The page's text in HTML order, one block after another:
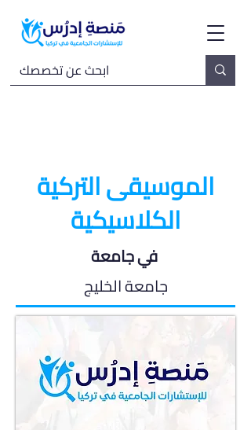
الموسيقى التركية
الكلاسيكية
في جامعة
جامعة الخليج